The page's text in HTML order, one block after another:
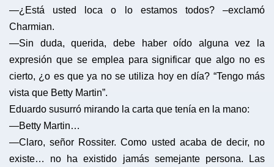
—¿Está usted loca o lo estamos todos? –exclamó
Charmian.
—Sin duda, querida, debe haber oído alguna vez la
expresión que se emplea para significar que algo no es
cierto, ¿o es que ya no se utiliza hoy en día? “Tengo más
vista que Betty Martin”.
Eduardo susurró mirando la carta que tenía en la mano:
—Betty Martin…
—Claro, señor Rossiter. Como usted acaba de decir, no
existe… no ha existido jamás semejante persona. Las